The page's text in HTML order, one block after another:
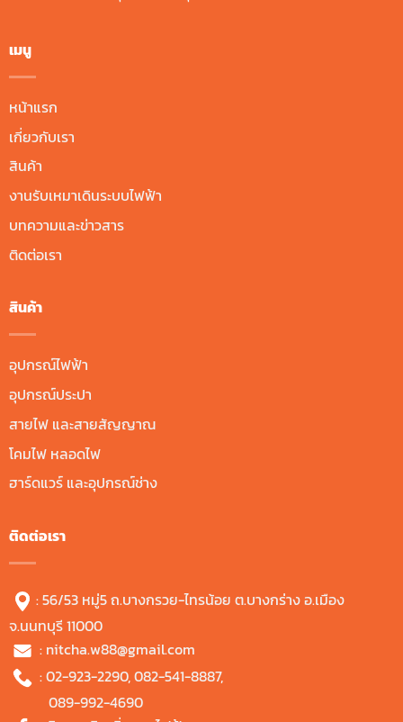
เมนู
หน้าแรก
เกี่ยวกับเรา
สินค้า
งานรับเหมาเดินระบบไฟฟ้า
บทความและข่าวสาร
ติดต่อเรา
สินค้า
อุปกรณ์ไฟฟ้า
อุปกรณ์ประปา
สายไฟ และสายสัญญาณ
โคมไฟ หลอดไฟ
ฮาร์ดแวร์ และอุปกรณ์ช่าง
ติดต่อเรา
: 56/53 หมู่5 ถ.บางกรวย-ไทรน้อย ต.บางกร่าง อ.เมือง
จ.นนทบุรี 11000
: nitcha.w88@gmail.com
:02-923-2290,082-541-8887,
089-992-4690